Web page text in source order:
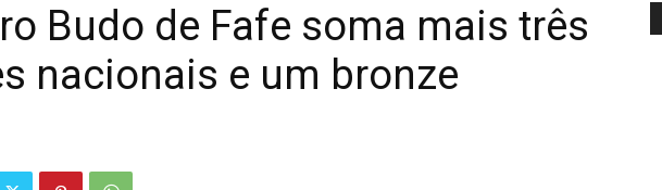
Budo de Fafe soma mais três
nacionais e um bronze